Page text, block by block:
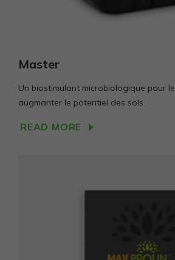
Master
Un biostimulant microbiologique pour
augmanter le potentiel des sols.
READ MORE